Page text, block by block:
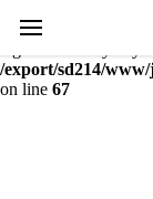
Warning
:
/export/sd214/www/
on line 67